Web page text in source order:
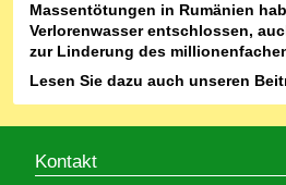
Massentötungen in Rumänien
Verlorenwasser entschlossen,
zur Linderung des
Lesen Sie dazu auch unseren
Kontakt